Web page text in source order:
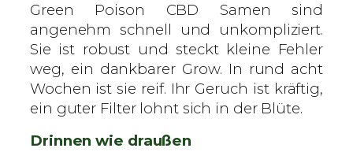
Green Poison CBD Samen sind
angenehm schnell und unkompliziert.
Sie ist robust und steckt kleine Fehler
weg, ein dankbarer Grow. In rund acht
Wochen ist sie reif. Ihr Geruch ist kräftig,
ein guter Filter lohnt sich in der Blüte.
Drinnen wie draußen